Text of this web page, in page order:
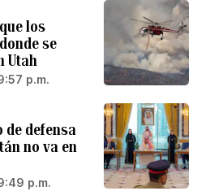
los
se
Utah
p.m.
de defensa
no va en
p.m.